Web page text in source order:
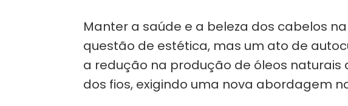
Manter a saúde e a beleza dos cabelos
questão de estética, mas um ato de
a redução na produção de óleos
dos fios, exigindo uma nova abordagem